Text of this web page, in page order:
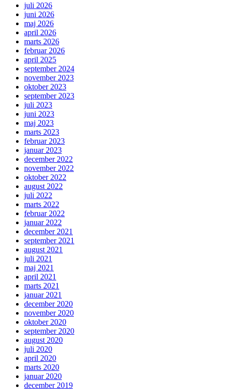
juli 2026
juni 2026
maj 2026
april 2026
marts 2026
februar 2026
april 2025
september 2024
november 2023
oktober 2023
september 2023
juli 2023
juni 2023
maj 2023
marts 2023
februar 2023
januar 2023
december 2022
november 2022
oktober 2022
august 2022
juli 2022
marts 2022
februar 2022
januar 2022
december 2021
september 2021
august 2021
juli 2021
maj 2021
april 2021
marts 2021
januar 2021
december 2020
november 2020
oktober 2020
september 2020
august 2020
juli 2020
april 2020
marts 2020
januar 2020
december 2019